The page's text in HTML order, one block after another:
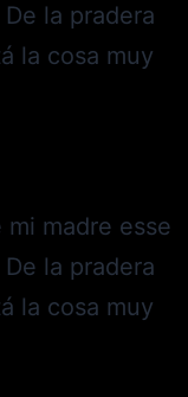
la pradera
la cosa muy
madre esse
la pradera
la cosa muy